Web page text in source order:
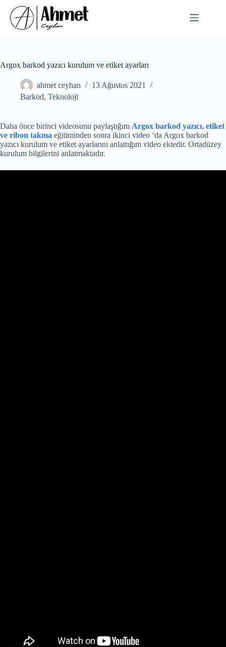
content
Argox barkod yazıcı kurulum ve etiket ayarları
ahmet ceyhan
13 Ağustos 2021
Barkod, Teknoloji
Daha önce birinci videosunu paylaştığım Argox barkod yazıcı, etiket
ve ribon takma eğitiminden sonra ikinci video ‘da Argox barkod
yazıcı kurulum ve etiket ayarlarını anlattığım video ektedir. Ortadüzey
kurulum bilgilerini anlatmaktadır.